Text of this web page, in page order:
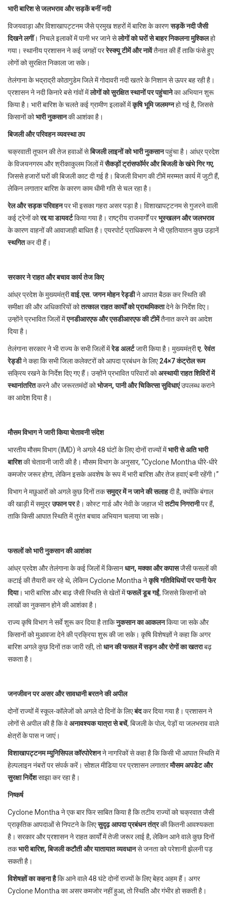
भारी बारिश से जलभराव और सड़कें बनीं नदी
विजयवाड़ा और विशाखापट्टनम जैसे प्रमुख शहरों में बारिश के कारणसड़कें नदी जैसी
दिखने लगीं। निचले इलाकों में पानी भर जाने सेलोगों को घरों से बाहर निकलना मुश्किलहो
गया। स्थानीय प्रशासन ने कई जगहों पररेस्क्यू टीमें और नावेंतैनात की हैं ताकि फंसे हुए
लोगों को सुरक्षित निकाला जा सके।
तेलंगाना के भद्राद्री कोठागुडेम जिले में गोदावरी नदी खतरे के निशान से ऊपर बह रही है।
प्रशासन ने नदी किनारे बसे गांवों मेंलोगों को सुरक्षित स्थानों पर पहुंचानेका अभियान शुरू
किया है। भारी बारिश के चलते कई ग्रामीण इलाकों मेंकृषि भूमि जलमग्नहो गई है, जिससे
किसानों कोभारी नुकसानकी आशंका है।
बिजली और परिवहन व्यवस्था ठप
चक्रवाती तूफान की तेज हवाओं सेबिजली लाइनों को भारी नुकसानपहुंचा है। आंध्र प्रदेश
के विजयनगरम और श्रीकाकुलम जिलों मेंसैकड़ों ट्रांसफॉर्मर और बिजली के खंभे गिर गए,
जिससे हजारों घरों की बिजली काट दी गई है। बिजली विभाग की टीमें मरम्मत कार्य में जुटी हैं,
लेकिन लगातार बारिश के कारण काम धीमी गति से चल रहा है।
रेल और सड़क परिवहनपर भी इसका गहरा असर पड़ा है। विशाखापट्टनम से गुजरने वाली
कई ट्रेनों कोरद्द या डायवर्टकिया गया है। राष्ट्रीय राजमार्गों परभूस्खलन और जलभराव
के कारण वाहनों की आवाजाही बाधित है। एयरपोर्ट प्राधिकरण ने भी एहतियातन कुछ उड़ानें
स्थगितकर दी हैं।
सरकार ने राहत और बचाव कार्य तेज किए
आंध्र प्रदेश के मुख्यमंत्रीवाई.एस. जगन मोहन रेड्डीने आपात बैठक कर स्थिति की
समीक्षा की और अधिकारियों कोतत्काल राहत कार्यों को प्राथमिकतादेने के निर्देश दिए।
उन्होंने प्रभावित जिलों मेंएनडीआरएफ और एसडीआरएफ की टीमेंतैनात करने का आदेश
दिया है।
तेलंगाना सरकार ने भी राज्य के सभी जिलों मेंरेड अलर्टजारी किया है। मुख्यमंत्रीए. रेवंत
रेड्डीने कहा कि सभी जिला कलेक्टरों को आपदा प्रबंधन के लिए24×7 कंट्रोल रूम
सक्रिय रखने के निर्देश दिए गए हैं। उन्होंने प्रभावित परिवारों कोअस्थायी राहत शिविरों में
स्थानांतरितकरने और जरूरतमंदों कोभोजन, पानी और चिकित्सा सुविधाएंउपलब्ध कराने
का आदेश दिया है।
मौसम विभाग ने जारी किया चेतावनी संदेश
भारतीय मौसम विभाग (IMD) ने अगले 48 घंटों के लिए दोनों राज्यों मेंभारी से अति भारी
बारिशकी चेतावनी जारी की है। मौसम विभाग के अनुसार, “Cyclone Montha धीरे-धीरे
कमजोर जरूर होगा, लेकिन इसके अवशेष के रूप में भारी बारिश और तेज हवाएं बनी रहेंगी।”
विभाग ने मछुआरों को अगले कुछ दिनों तकसमुद्र में न जाने की सलाहदी है, क्योंकि बंगाल
की खाड़ी में समुद्रउफान परहै। कोस्ट गार्ड और नेवी के जहाज भीतटीय निगरानीपर हैं,
ताकि किसी आपात स्थिति में तुरंत बचाव अभियान चलाया जा सके।
फसलों को भारी नुकसान की आशंका
आंध्र प्रदेश और तेलंगाना के कई जिलों में किसानधान, मक्का और कपासजैसी फसलों की
कटाई की तैयारी कर रहे थे, लेकिन Cyclone Montha नेकृषि गतिविधियों पर पानी फेर
दिया। भारी बारिश और बाढ़ जैसी स्थिति से खेतों मेंफसलें डूब गईं, जिससे किसानों को
लाखों का नुकसान होने की आशंका है।
राज्य कृषि विभाग ने सर्वे शुरू कर दिया है ताकिनुकसान का आकलनकिया जा सके और
किसानों को मुआवजा देने की प्रक्रिया शुरू की जा सके। कृषि विशेषज्ञों ने कहा कि अगर
बारिश अगले कुछ दिनों तक जारी रही, तोधान की फसल में सड़न और रोगों का खतराबढ़
सकता है।
जनजीवन पर असर और सावधानी बरतने की अपील
दोनों राज्यों में स्कूल-कॉलेजों को अगले दो दिनों के लिएबंदकर दिया गया है। प्रशासन ने
लोगों से अपील की है कि वेअनावश्यक यात्रा से बचें, बिजली के पोल, पेड़ों या जलभराव वाले
क्षेत्रों के पास न जाएं।
विशाखापट्टनम म्युनिसिपल कॉरपोरेशनने नागरिकों से कहा है कि किसी भी आपात स्थिति में
हेल्पलाइन नंबरों पर संपर्क करें। सोशल मीडिया पर प्रशासन लगातारमौसम अपडेट और
सुरक्षा निर्देशसाझा कर रहा है।
निष्कर्ष
Cyclone Montha ने एक बार फिर साबित किया है कि तटीय राज्यों को चक्रवात जैसी
प्राकृतिक आपदाओं से निपटने के लिएसुदृढ़ आपदा प्रबंधन तंत्रकी कितनी आवश्यकता
है। सरकार और प्रशासन ने राहत कार्यों में तेजी जरूर लाई है, लेकिन आने वाले कुछ दिनों
तकभारी बारिश, बिजली कटौती और यातायात व्यवधानसे जनता को परेशानी झेलनी पड़
सकती है।
विशेषज्ञों का कहना हैकि आने वाले 48 घंटे दोनों राज्यों के लिए बेहद अहम हैं। अगर
Cyclone Montha का असर कमजोर नहीं हुआ, तो स्थिति और गंभीर हो सकती है।